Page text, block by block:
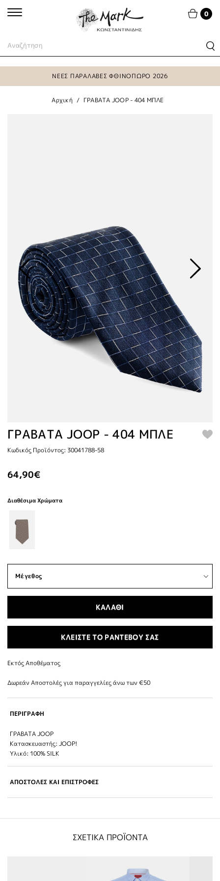
0
ΝΕΕΣ ΠΑΡΑΛΑΒΕΣ ΦΘΙΝΟΠΩΡΟ 2026
Αρχική ΓΡΑΒΑΤΑ JOOP - 404 ΜΠΛΕ
ΓΡΑΒΑΤΑ JOOP - 404 ΜΠΛΕ
Κωδικός Προϊόντος: 30041788-58
64,90€
Διαθέσιμα Χρώματα
ΚΑΛΑΘΙ
ΚΛΕΙΣΤΕ ΤΟ ΡΑΝΤΕΒΟΥ ΣΑΣ
Εκτός Αποθέματος
Δωρεάν Αποστολές για παραγγελίες άνω των €50
ΠΕΡΙΓΡΑΦΗ
ΓΡΑΒΑΤΑ JOOP
Κατασκευαστής: JOOP!
Υλικό: 100% SILK
ΑΠΟΣΤΟΛΕΣ ΚΑΙ ΕΠΙΣΤΡΟΦΕΣ
ΣΧΕΤΙΚΑ ΠΡΟΪΟΝΤΑ